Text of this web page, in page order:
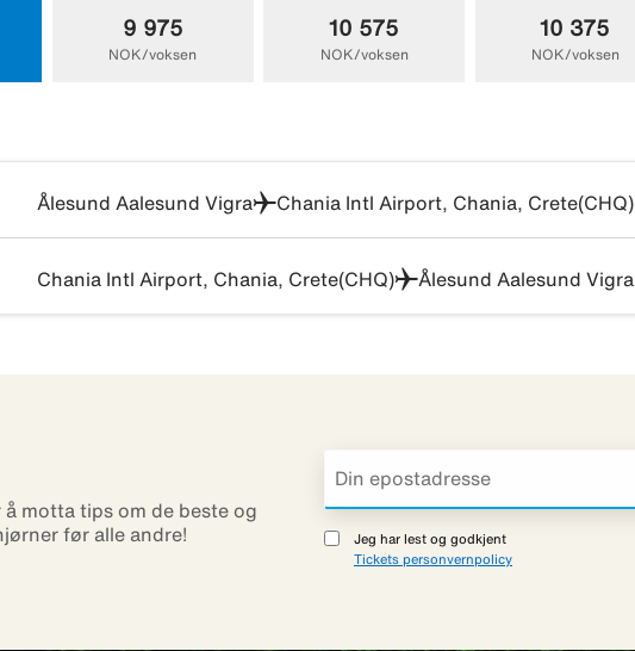
9 975
NOK/voksen
10 575
NOK/voksen
10 375
NOK/voksen
Ålesund Aalesund Vigra Chania Intl Airport, Chania, Crete(CHQ)
Chania Intl Airport, Chania, Crete(CHQ) Ålesund Aalesund Vigra
motta tips om de beste og
før alle andre!
Jeg har lest og godkjent
Tickets personvernpolicy